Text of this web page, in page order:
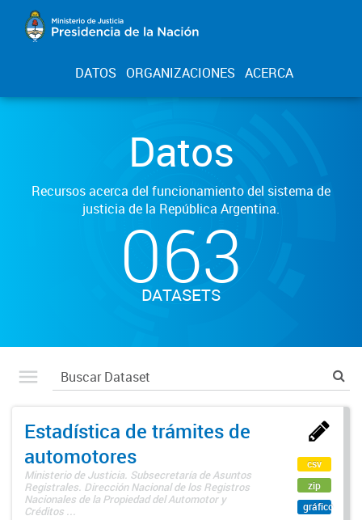
DATOS ORGANIZACIONES ACERCA
Datos
Recursos acerca del funcionamiento del sistema de
justicia de la República Argentina.
063
DATASETS
Estadística de trámites de
automotores
Ministerio de Justicia. Subsecretaría de Asuntos
Registrales. Dirección Nacional de los Registros
Nacionales de la Propiedad del Automotor y
Créditos ...
csv
zip
gráfico